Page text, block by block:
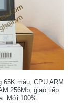
65K màu, CPU ARM
256Mb, giao tiếp
Mới 100%.